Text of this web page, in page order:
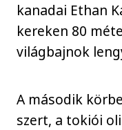
kanadai Ethan
kereken 80
világbajnok
A második
szert, a tokiói